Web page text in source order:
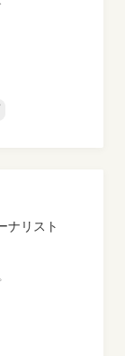
ナリスト